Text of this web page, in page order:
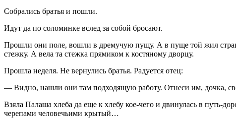
Собрались братья и пошли.
Идут да по соломинке вслед за собой бросают.
Прошли они поле, вошли в дремучую пущу. А в пуще той жил
стежку. А вела та стежка прямиком к костяному дворцу.
Прошла неделя. Не вернулись братья. Радуется отец:
— Видно, нашли они там подходящую работу. Отнеси им, дочка,
Взяла Палаша хлеба да еще к хлебу кое-чего и двинулась в путь-
черепами человечьими крытый…